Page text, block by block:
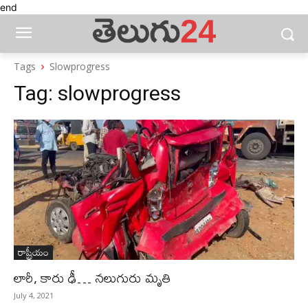
end
Tags Slowprogress
Tag: slowprogress
రాష్ట్రీయం
లారీ, కారు ఢీ… నలుగురు మృతి
July 4, 2021